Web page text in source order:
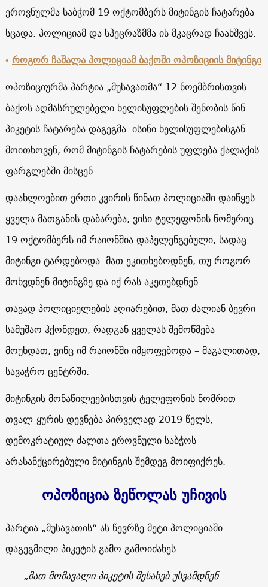
ეროვნულმა საბჭომ 19 ოქტომბერს მიტინგის ჩატარება
სცადა. პოლიციამ და სპეცრაზმმა ის მკაცრად ჩაახშვეს.
• როგორ ჩაშალა პოლიციამ ბაქოში ოპოზიციის მიტინგი
ოპოზიციურმა პარტია „მუსავათმა“ 12 ნოემბრისთვის
ბაქოს აღმასრულებელი ხელისუფლების შენობის წინ
პიკეტის ჩატარება დაგეგმა. ისინი ხელისუფლებისგან
მოითხოვენ, რომ მიტინგის ჩატარების უფლება ქალაქის
ფარგლებში მისცენ.
დაახლოებით ერთი კვირის წინათ პოლიციაში დაიწყეს
ყველა მათგანის დაბარება, ვისი ტელეფონის ნომერიც
19 ოქტომბერს იმ რაიონშია დაპელენგებული, სადაც
მიტინგი ტარდებოდა. მათ ეკითხებოდნენ, თუ როგორ
მოხვდნენ მიტინგზე და იქ რას აკეთებდნენ.
თავად პოლიციელების აღიარებით, მათ ძალიან ბევრი
სამუშაო ჰქონდეთ, რადგან ყველას შემოწმება
მოუხდათ, ვინც იმ რაიონში იმყოფებოდა – მაგალითად,
სავაჭრო ცენტრში.
მიტინგის მონაწილეებისთვის ტელეფონის ნომრით
თვალ-ყურის დევნება პირველად 2019 წელს,
დემოკრატიულ ძალთა ეროვნული საბჭოს
არასანქცირებული მიტინგის შემდეგ მოიფიქრეს.
ოპოზიცია ზეწოლას უჩივის
პარტია „მუსავათის“ ას წევრზე მეტი პოლიციაში
დაგეგმილი პიკეტის გამო გამოიძახეს.
„მათ მომავალი პიკეტის შესახებ უსვამდნენ